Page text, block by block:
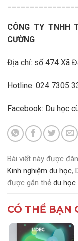
CÔNG TY TNHH
CƯỜNG
Địa chỉ: số 474 Xã
Hotline: 024 7305
Facebook: Du học
Bài viết này được
Kinh nghiệm du học,
được gắn thẻ du
CÓ THỂ BẠN